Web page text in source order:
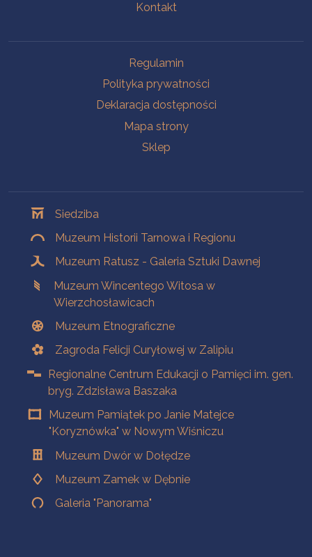
Kontakt
Regulamin
Polityka prywatności
Deklaracja dostępności
Mapa strony
Sklep
Siedziba
Muzeum Historii Tarnowa i Regionu
Muzeum Ratusz - Galeria Sztuki Dawnej
Muzeum Wincentego Witosa w
Wierzchosławicach
Muzeum Etnograficzne
Zagroda Felicji Curyłowej w Zalipiu
Regionalne Centrum Edukacji o Pamięci im. gen.
bryg. Zdzisława Baszaka
Muzeum Pamiątek po Janie Matejce
"Koryznówka" w Nowym Wiśniczu
Muzeum Dwór w Dołędze
Muzeum Zamek w Dębnie
Galeria "Panorama"